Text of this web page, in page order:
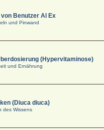
Benutzer Al Ex
und Pinwand
(Hypervitaminose)
und Ernährung
(Diuca diuca)
des Wissens